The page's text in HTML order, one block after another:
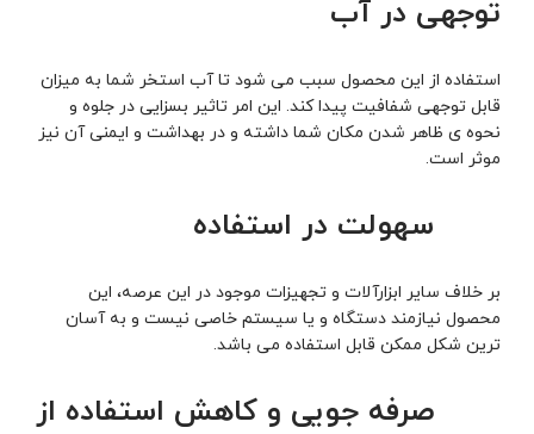
توجهی در آب
استفاده از این محصول سبب می شود تا آب استخر شما به میزان
قابل توجهی شفافیت پیدا کند. این امر تاثیر بسزایی در جلوه و
نحوه ی ظاهر شدن مکان شما داشته و در بهداشت و ایمنی آن نیز
موثر است.
­ سهولت در استفاده
بر خلاف سایر ابزارآلات و تجهیزات موجود در این عرصه، این
محصول نیازمند دستگاه و یا سیستم خاصی نیست و به آسان
ترین شکل ممکن قابل استفاده می باشد.
­ صرفه جویی و کاهش استفاده از